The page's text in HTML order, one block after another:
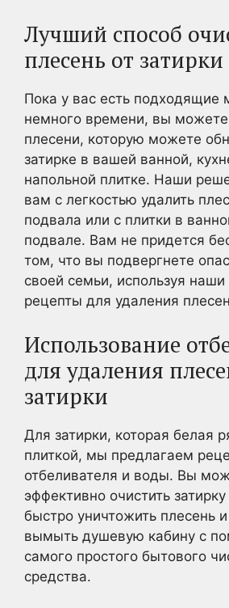
Лучший способ
плесень от затирки
Пока у вас есть подходящие
немного времени, вы можете
плесени, которую можете
затирке в вашей ванной,
напольной плитке. Наши
вам с легкостью удалить
подвала или с плитки в
подвале. Вам не придется
том, что вы подвергнете
своей семьи, используя
рецепты для удаления
Использование
для удаления
затирки
Для затирки, которая белая
плиткой, мы предлагаем
отбеливателя и воды. Вы
эффективно очистить
быстро уничтожить плесень
вымыть душевую кабину с
самого простого бытового
средства.